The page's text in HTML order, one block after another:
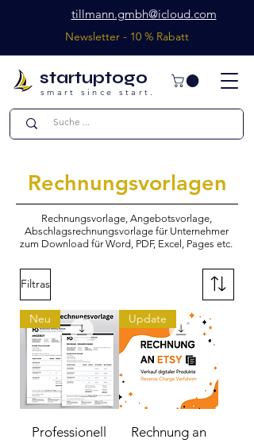
startuptogo
smart since start.
tillmann.gmbh@icloud.com
Newsletter - 10 % Rabatt
Rechnungsvorlagen
Rechnungsvorlage, Angebotsvorlage,
Abschlagsrechnungsvorlage für Unternehmer
zum Download für Word, PDF, Excel, Pages etc.
Filtras
Neu
Professionell
Update
Rechnung an